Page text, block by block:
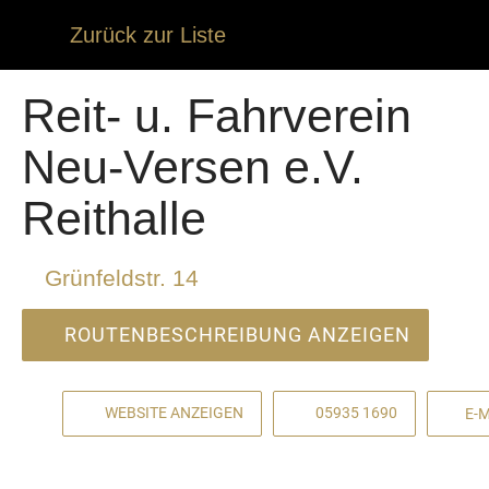
Zurück zur Liste
Reit- u. Fahrverein
Neu-Versen e.V.
Reithalle
Grünfeldstr. 14
ROUTENBESCHREIBUNG ANZEIGEN
WEBSITE ANZEIGEN 05935 1690 E-